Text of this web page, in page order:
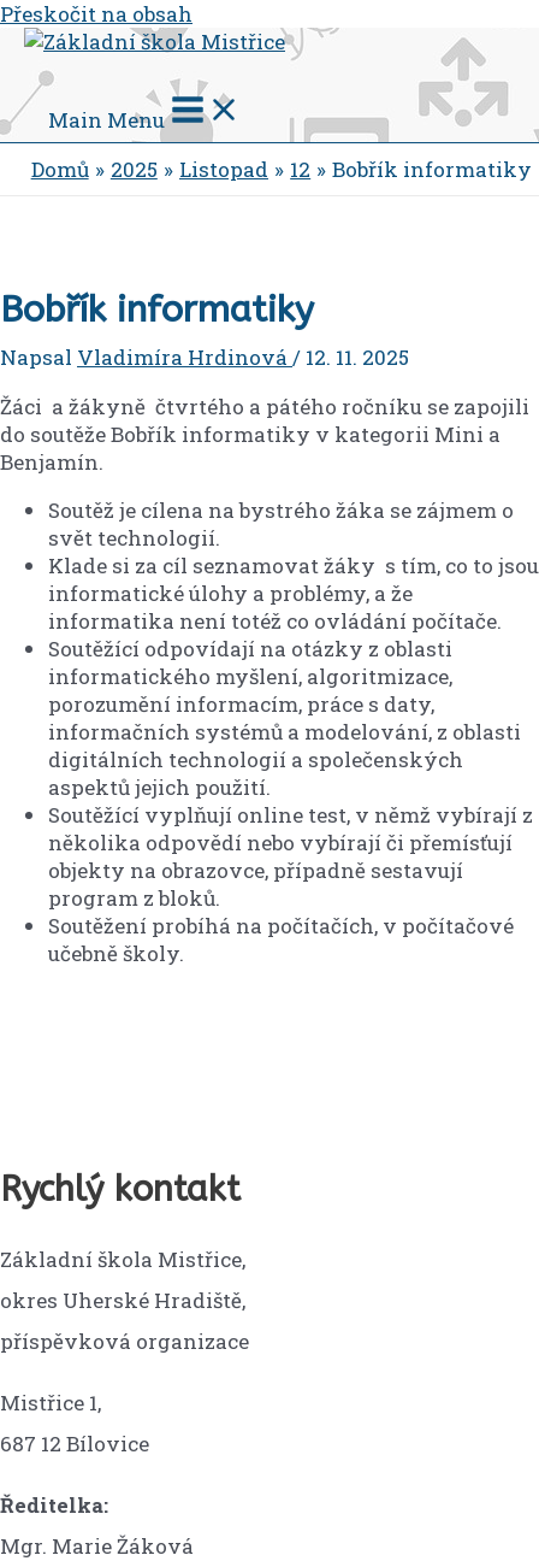
Přeskočit na obsah
Main Menu
Domů
2025 Listopad 12 Bobřík informatiky
Bobřík informatiky
Napsal Vladimíra Hrdinová / 12. 11. 2025
Žáci a žákyně čtvrtého a pátého ročníku se zapojili
do soutěže Bobřík informatiky v kategorii Mini a
Benjamín.
Soutěž je cílena na bystrého žáka se zájmem o
svět technologií.
Klade si za cíl seznamovat žáky s tím, co to jsou
informatické úlohy a problémy, a že
informatika není totéž co ovládání počítače.
Soutěžící odpovídají na otázky z oblasti
informatického myšlení, algoritmizace,
porozumění informacím, práce s daty,
informačních systémů a modelování, z oblasti
digitálních technologií a společenských
aspektů jejich použití.
Soutěžící vyplňují online test, v němž vybírají z
několika odpovědí nebo vybírají či přemísťují
objekty na obrazovce, případně sestavují
program z bloků.
Soutěžení probíhá na počítačích, v počítačové
učebně školy.
Rychlý kontakt
Základní škola Mistřice,
okres Uherské Hradiště,
příspěvková organizace
Mistřice 1,
687 12 Bílovice
Ředitelka:
Mgr. Marie Žáková